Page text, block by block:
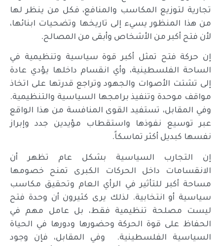
تجارية لتوزيع المكاسب والمنافع، فكل من ينظر لها
من هذا المنظور يسيء إلى تاريخها وتضحيات ابنائها،
لأن فتح أكبر من الأشخاص وأبقى من المصالح.
إن حركة فتح تمثل أكبر قوة سياسية وتنظيمية في
الساحة الفلسطينية، وأي انقسام داخلها يؤدي عادة
إلى تشتت الأصوات والجهود وتراجع قدرتها على اتخاذ
مواقف موحدة وتنفيذ برامجها السياسية والتنظيمية.
وفي المقابل، تستفيد القوى المنافسة من هذا الواقع
عبر توسيع نفوذها واستقطاب مؤيدين جدد وإبراز
نفسها كبديل أكثر تماسكاً.
إن التجارب السياسية بشكل عام تظهر أن
الانقسامات داخل الحركات الكبرى تمنح خصومها
مساحة أكبر للتأثير في الرأي العام وتحقيق مكاسب
سياسية أو انتخابية. لذلك يرى كثيرون أن وحدة فتح
ليست مصلحة تنظيمية فقط، بل عامل مهم في
الحفاظ على قوة الحركة وحضورها ودورها في الحياة
السياسية الفلسطينية. وفي المقابل، فإن وجود